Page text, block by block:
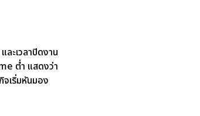
ะเวลาปิดงาน
ต่ำ แสดงว่า
เริ่มหันมอง